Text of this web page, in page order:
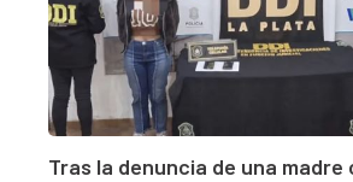
Tras la denuncia de una madre